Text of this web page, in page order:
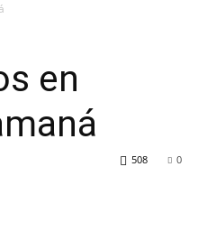
en
0
508